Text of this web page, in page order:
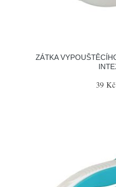
ZÁTKA
39 Kč